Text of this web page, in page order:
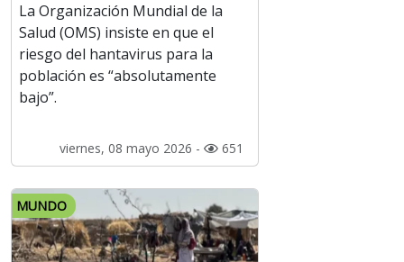
La Organización Mundial de la
Salud (OMS) insiste en que el
riesgo del hantavirus para la
población es “absolutamente
bajo”.
viernes, 08 mayo 2026 - 651
MUNDO